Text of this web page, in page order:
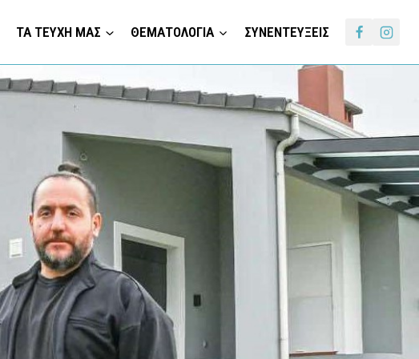
ΤΑ ΤΕΥΧΗ ΜΑΣ ΘΕΜΑΤΟΛΟΓΙΑ ΣΥΝΕΝΤΕΥΞΕΙΣ